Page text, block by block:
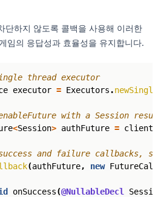
단하지 않도록 콜백을 사용해 이러한
임의 응답성과 효율성을 유지합니다.
thread executor
executor = Executors .
with a Session
<Session> authFuture = client
and failure callbacks,
(authFuture, new
onSuccess(@NullableDecl